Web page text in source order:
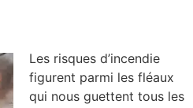
Les risques d’incendie
figurent parmi les fléaux
qui nous guettent tous les